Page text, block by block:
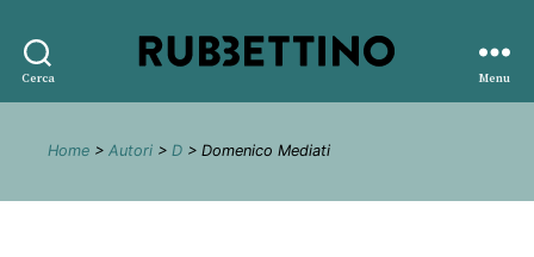
Cerca
editore
Menu
Home > Autori > D > Domenico Mediati